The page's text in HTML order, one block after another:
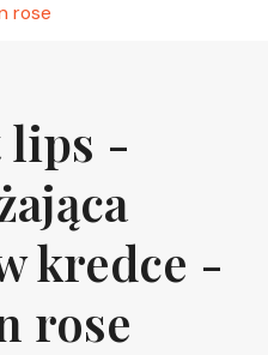
rose
lips -
kredce -
rose